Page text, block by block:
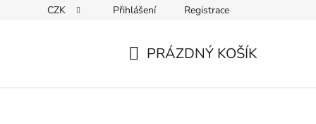
ochrany osobních údajů
CZK Přihlášení Registrace
PRÁZDNÝ KOŠÍK